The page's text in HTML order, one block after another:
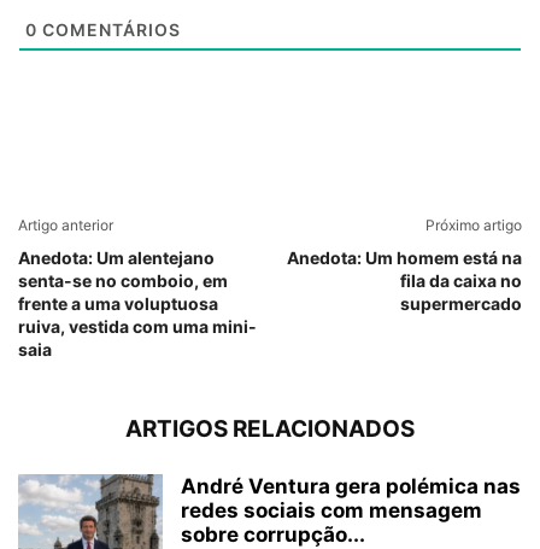
0 COMENTÁRIOS
Artigo anterior
Anedota: Um alentejano
senta-se no comboio, em
frente a uma voluptuosa
ruiva, vestida com uma mini-
saia
Próximo artigo
Anedota: Um homem está na
fila da caixa no
supermercado
ARTIGOS RELACIONADOS
André Ventura gera polémica nas
redes sociais com mensagem
sobre corrupção...